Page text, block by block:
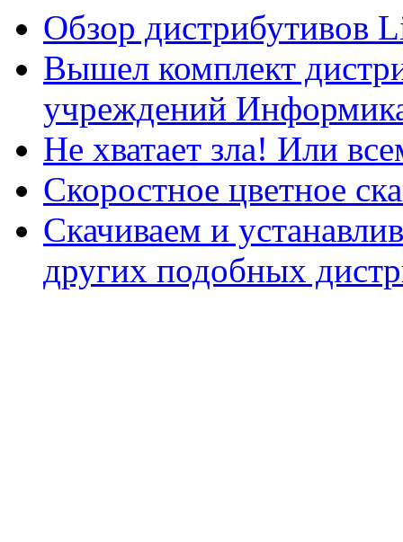
Обзор дистрибутивов
Вышел комплект
учреждений
Не хватает зла! Или
Скоростное цветное
Скачиваем и
других подобных